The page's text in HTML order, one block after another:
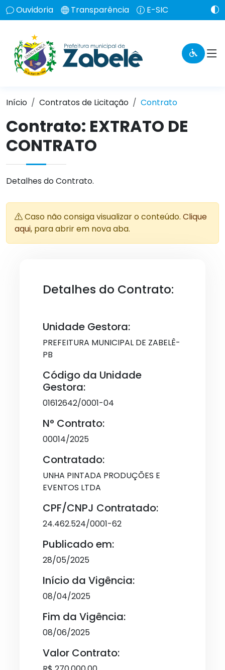
Ouvidoria Transparência E-SIC
Início Contratos de Licitação Contrato
Contrato: EXTRATO DE
CONTRATO
Detalhes do Contrato.
Caso não consiga visualizar o conteúdo. Clique
aqui, para abrir em nova aba.
Detalhes do Contrato:
Unidade Gestora:
PREFEITURA MUNICIPAL DE ZABELÊ-
PB
Código da Unidade
Gestora:
01612642/0001-04
N° Contrato:
00014/2025
Contratado:
UNHA PINTADA PRODUÇÕES E
EVENTOS LTDA
CPF/CNPJ Contratado:
24.462.524/0001-62
Publicado em:
28/05/2025
Início da Vigência:
08/04/2025
Fim da Vigência:
08/06/2025
Valor Contrato: